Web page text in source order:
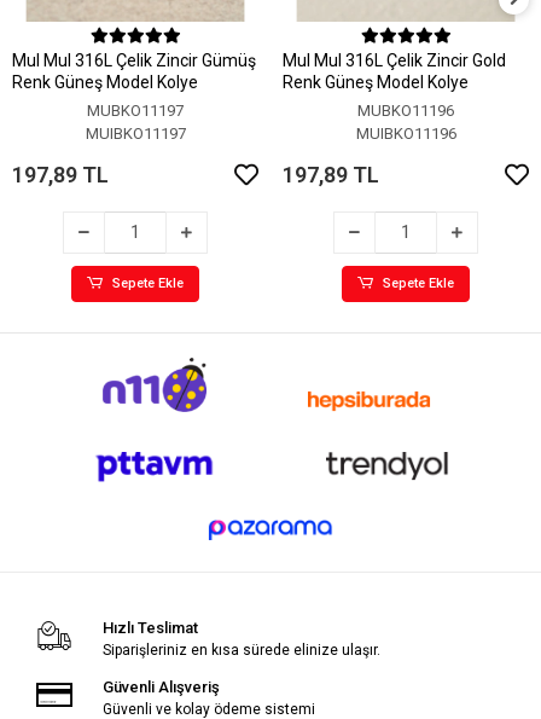
MuI MuI 316L Çelik Zincir Gümüş
Renk Güneş Model Kolye
MUBKO11197
MUIBKO11197
197,89 TL
Sepete Ekle
MuI MuI 316L Çelik Zincir Gold
Renk Güneş Model Kolye
MUBKO11196
MUIBKO11196
197,89 TL
Sepete Ekle
Hızlı Teslimat
Siparişleriniz en kısa sürede elinize ulaşır.
Güvenli Alışveriş
Güvenli ve kolay ödeme sistemi